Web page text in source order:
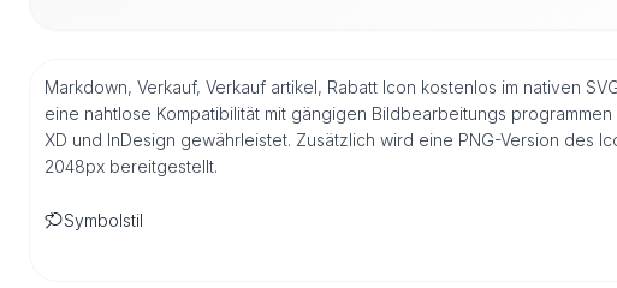
Markdown, Verkauf, Verkauf artikel, Rabatt Icon kostenlos im nativen
eine nahtlose Kompatibilität mit gängigen Bildbearbeitungs
XD und InDesign gewährleistet. Zusätzlich wird eine PNG-Version des
2048px bereitgestellt.
Symbolstil